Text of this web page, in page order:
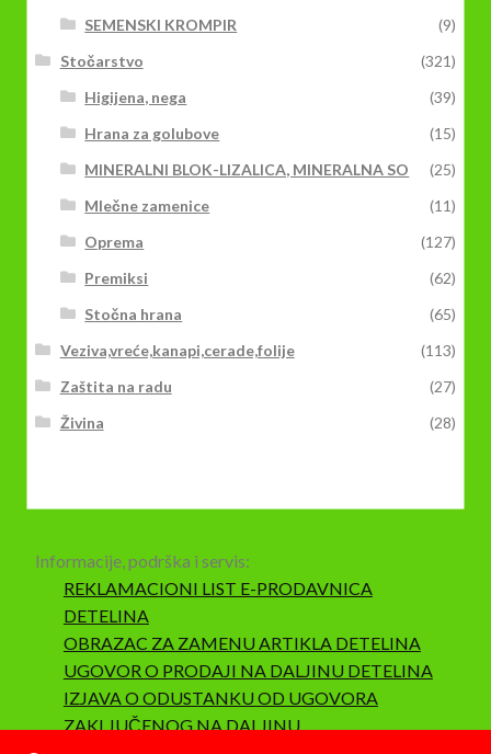
SEMENSKI KROMPIR
(9)
Stočarstvo
(321)
Higijena, nega
(39)
Hrana za golubove
(15)
MINERALNI BLOK-LIZALICA, MINERALNA SO
(25)
Mlečne zamenice
(11)
Oprema
(127)
Premiksi
(62)
Stočna hrana
(65)
Veziva,vreće,kanapi,cerade,folije
(113)
Zaštita na radu
(27)
Živina
(28)
Informacije, podrška i servis:
REKLAMACIONI LIST E-PRODAVNICA
DETELINA
OBRAZAC ZA ZAMENU ARTIKLA DETELINA
UGOVOR O PRODAJI NA DALJINU DETELINA
IZJAVA O ODUSTANKU OD UGOVORA
ZAKLJUČENOG NA DALJINU